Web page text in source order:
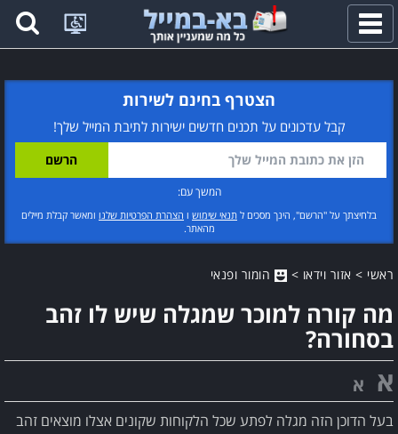
פתח
תפריט
הצטרף בחינם לשירות
קבל עדכונים על תכנים חדשים ישירות לתיבת המייל שלך!
המשך עם:
בלחיצתך על "הרשם", הינך מסכים ל תנאי שימוש ו הצהרת הפרטיות שלנו ומאשר קבלת מיילים
מהאתר.
ראשי > אזור וידאו > הומור ופנאי
מה קורה למוכר שמגלה שיש לו זהב
בסחורה?
א א
בעל הדוכן הזה מגלה לפתע שכל הלקוחות שקונים אצלו מוצאים זהב